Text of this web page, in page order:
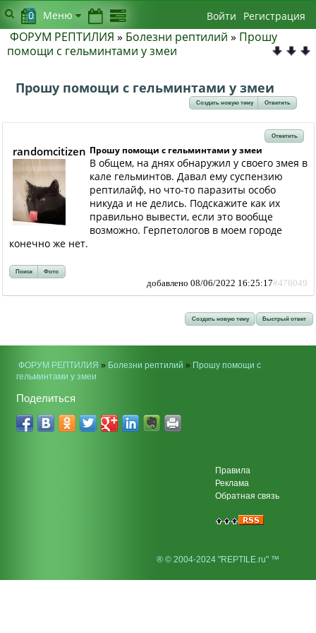
ФОРУМ РЕПТИЛИЯ » Болезни рептилий » Прошу
помощи с гельминтами у змеи
Прошу помощи с гельминтами у змеи
Создать новую тему Ответить
Ответить
randomcitizen Прошу помощи с гельминтами у змеи
В общем, на днях обнаружил у своего змея в
кале гельминтов. Давал ему суспензию
рептилайф, но что-то паразиты особо
никуда и не делись. Подскажите как их
правильно вывести, если это вообще
возможно. Герпетологов в моем городе
конечно же нет.
Поиск Фото
добавлено 08/06/2022 16:25:17#478049
Создать новую тему Быстрый ответ
0 Меню Войти Регистрация
ФОРУМ РЕПТИЛИЯ » Болезни рептилий » Прошу помощи с
гельминтами у змеи
Поделиться
Правила
Реклама
Обратная связь
® © 2004-2024 "REPTILE.ru" ™